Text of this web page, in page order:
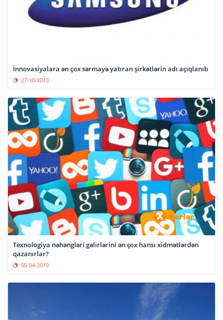
İnnovasiyalara ən çox sərmayə yatıran şirkətlərin adı açıqlanıb
27-10-2013
Texnologiya nəhəngləri gəlirlərini ən çox hansı xidmətlərdən
qazanırlar?
05-04-2019